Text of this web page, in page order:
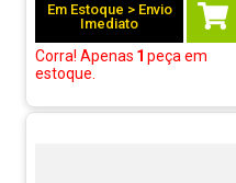
Em Estoque > Envio
Imediato
Corra! Apenas 1 peça em
estoque.